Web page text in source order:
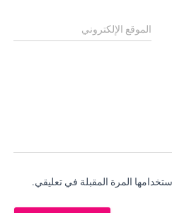
الموقع الإلكتروني
المرة المقبلة في تعليقي.